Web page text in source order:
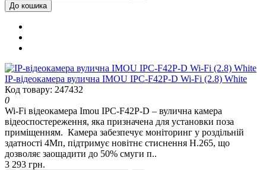
До кошика
IP-відеокамера вулична IMOU IPC-F42P-D Wi-Fi (2.8) White
Код товару: 247432
0
Wi-Fi відеокамера Imou IPC-F42P-D – вулична камера
відеоспостереження, яка призначена для установки поза
приміщенням. Камера забезпечує моніторинг у роздільній
здатності 4Мп, підтримує новітнє стиснення H.265, що
дозволяє заощадити до 50% смуги п..
3 293 грн.